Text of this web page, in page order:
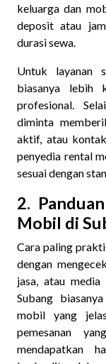
keluarga dan
deposit atau
durasi sewa.
Untuk layanan
biasanya lebih
profesional.
diminta
aktif, atau
penyedia rental
sesuai dengan
2.
Mobil di
Cara paling
dengan
jasa, atau
Subang
mobil yang
pemesanan
mendapatkan